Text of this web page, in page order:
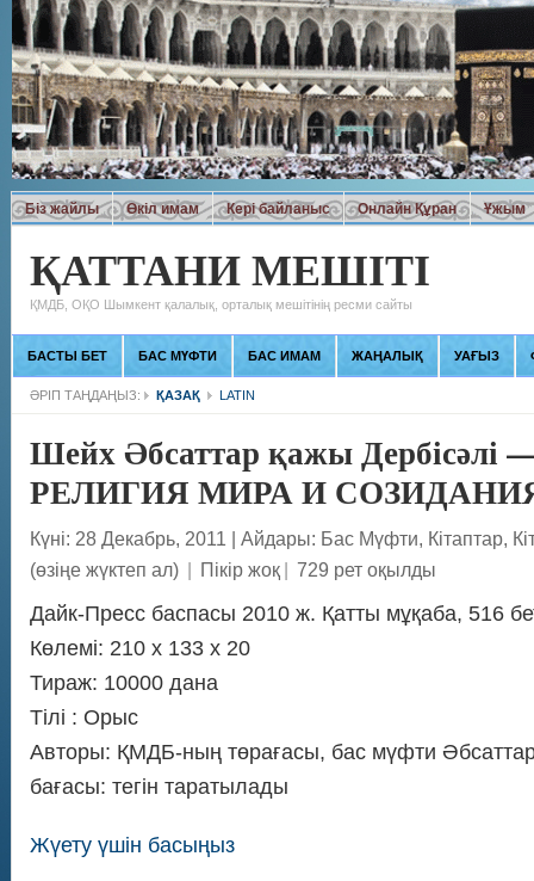
Біз жайлы Өкіл имам Кері байланыс Онлайн Құран Ұжым
ҚАТТАНИ МЕШІТІ
ҚМДБ, ОҚО Шымкент қалалық, орталық мешітінің ресми сайты
БАСТЫ БЕТ БАС МҮФТИ БАС ИМАМ ЖАҢАЛЫҚ УАҒЫЗ
ӘРІП ТАҢДАҢЫЗ: ҚАЗАҚ LATIN
Шейх Әбсаттар қажы
РЕЛИГИЯ МИРА И
Күні: 28 Декабрь, 2011 | Айдары: Бас Мүфти, Кітаптар,
(өзіңе жүктеп ал) | Пікір жоқ | 729 рет оқылды
Дайк-Пресс баспасы 2010 ж. Қатты мұқаба, 516
Көлемі: 210 x 133 x 20
Тираж: 10000 дана
Тілі : Орыс
Авторы: ҚМДБ-ның төрағасы, бас мүфти Әбсаттар
бағасы: тегін таратылады
Жүету үшін басыңыз